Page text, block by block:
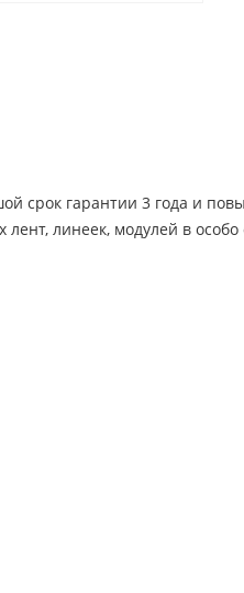
срок гарантии 3 года и
линеек, модулей в особо